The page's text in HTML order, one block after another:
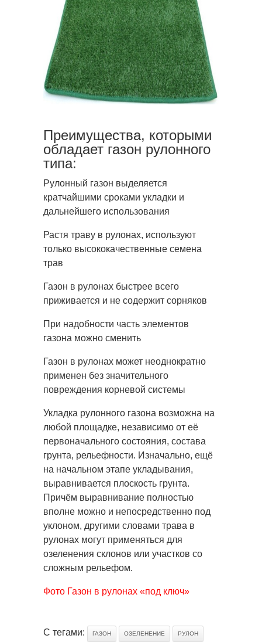
Преимущества, которыми
обладает газон рулонного
типа:
Рулонный газон выделяется
кратчайшими сроками укладки и
дальнейшего использования
Растя траву в рулонах, используют
только высококачественные семена
трав
Газон в рулонах быстрее всего
приживается и не содержит сорняков
При надобности часть элементов
газона можно сменить
Газон в рулонах может неоднократно
применен без значительного
повреждения корневой системы
Укладка рулонного газона возможна на
любой площадке, независимо от её
первоначального состояния, состава
грунта, рельефности. Изначально, ещё
на начальном этапе укладывания,
выравнивается плоскость грунта.
Причём выравнивание полностью
вполне можно и непосредственно под
уклоном, другими словами трава в
рулонах могут применяться для
озеленения склонов или участков со
сложным рельефом.
Фото Газон в рулонах «под ключ»
С тегами: ГАЗОН ОЗЕЛЕНЕНИЕ РУЛОН